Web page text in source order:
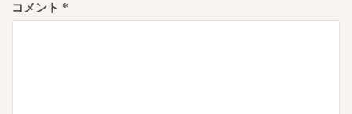
ョ
コメント *